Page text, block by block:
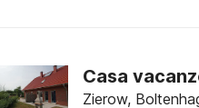
Casa
Zierow,